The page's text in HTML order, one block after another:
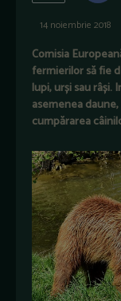
14 noiembrie 2018
Comisia
fermierilor să fie
lupi, urși sau
asemenea
cumpărarea